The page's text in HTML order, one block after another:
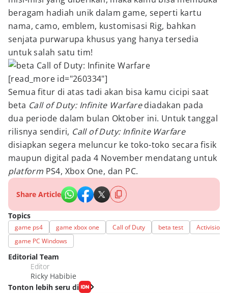
beragam hadiah unik dalam game, seperti kartu
nama, camo, emblem, kustomisasi Rig, bahkan
senjata purwarupa khusus yang hanya tersedia
untuk salah satu tim!
[read_more id="260334"]
Semua fitur di atas tadi akan bisa kamu cicipi saat
beta Call of Duty: Infinite Warfarediadakan pada
dua periode dalam bulan Oktober ini. Untuk tanggal
rilisnya sendiri, Call of Duty: Infinite Warfare
disiapkan segera meluncur ke toko-toko secara fisik
maupun digital pada 4 November mendatang untuk
platform PS4, Xbox One, dan PC.
Share Article
Topics
game ps4 game xbox one Call of Duty beta test
Activision
game PC Windows
Editorial Team
Editor
Ricky Habibie
Tonton lebih seru di